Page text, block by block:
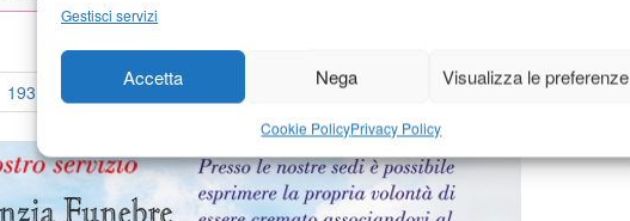
Gestisci servizi
Accetta Nega Visualizza le preferenze
Cookie PolicyPrivacy Policy
193 195 197 198